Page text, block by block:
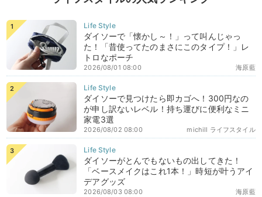
ダイソーで「懐かし～！」って叫んじゃっ
た！「昔使ってたのまさにこのタイプ！」レ
トロなポーチ
海原藍
2026/08/01 08:00
ダイソーで見つけたら即カゴへ！300円なの
が申し訳ないレベル！持ち運びに便利なミニ
家電3選
michill ライフスタイル
2026/08/02 08:00
ダイソーがとんでもないもの出してきた！
「ベースメイクはこれ1本！」時短が叶うアイ
デアグッズ
海原藍
2026/08/03 08:00